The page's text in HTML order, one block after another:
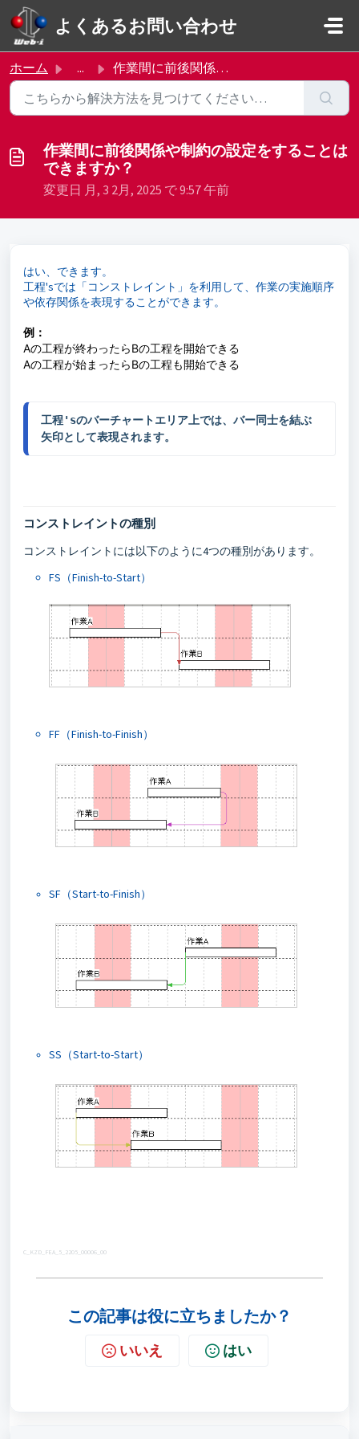
メインコンテンツに移動
よくあるお問い合わせ
ホーム ... 作業間に前後関係や制約の設定をすることはできますか？
作業間に前後関係や制約の設定をすることは
できますか？
変更日 月, 3 2月, 2025 で 9:57 午前
はい、できます。
工程'sでは「コンストレイント」を利用して、作業の実施順序
や依存関係を表現することができます。
例：
Aの工程が終わったらBの工程を開始できる
Aの工程が始まったらBの工程も開始できる
工程'sのバーチャートエリア上では、バー同士を結ぶ
矢印として表現されます。
コンストレイントの種別
コンストレイントには以下のように4つの種別があります。
FS（Finish-to-Start）
FF（Finish-to-Finish）
SF（Start-to-Finish）
SS（Start-to-Start）
C_KZD_FEA_5_2205_00006_00
この記事は役に立ちましたか？
いいえ はい